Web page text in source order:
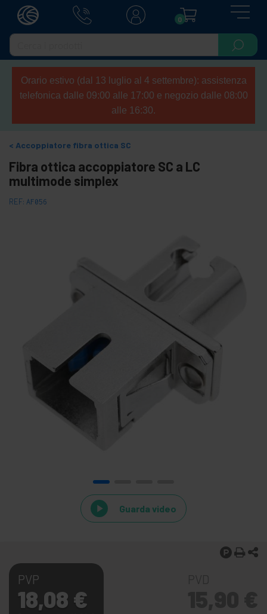
0
Orario estivo (dal 13 luglio al 4 settembre): assistenza
telefonica dalle 09:00 alle 17:00 e negozio dalle 08:00
alle 16:30.
Accoppiatore fibra ottica SC
Fibra ottica accoppiatore SC a LC
multimode simplex
REF: AF056
Guarda video
PVP
18,08 €